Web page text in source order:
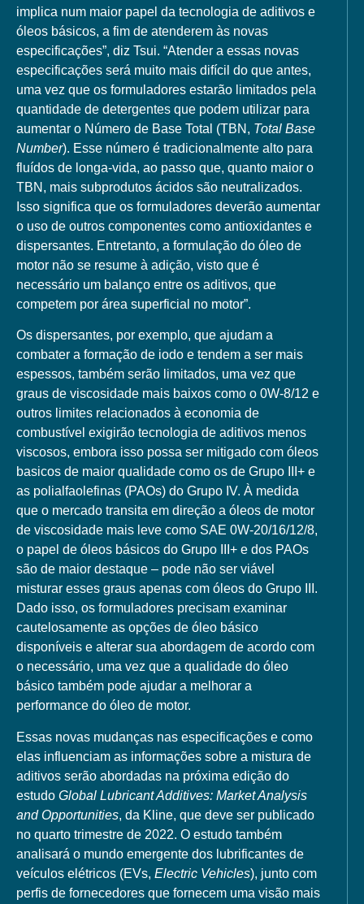
implica num maior papel da tecnologia de aditivos e
óleos básicos, a fim de atenderem às novas
especificações”, diz Tsui. “Atender a essas novas
especificações será muito mais difícil do que antes,
uma vez que os formuladores estarão limitados pela
quantidade de detergentes que podem utilizar para
aumentar o Número de Base Total (TBN, Total Base
Number). Esse número é tradicionalmente alto para
fluídos de longa-vida, ao passo que, quanto maior o
TBN, mais subprodutos ácidos são neutralizados.
Isso significa que os formuladores deverão aumentar
o uso de outros componentes como antioxidantes e
dispersantes. Entretanto, a formulação do óleo de
motor não se resume à adição, visto que é
necessário um balanço entre os aditivos, que
competem por área superficial no motor”.
Os dispersantes, por exemplo, que ajudam a
combater a formação de iodo e tendem a ser mais
espessos, também serão limitados, uma vez que
graus de viscosidade mais baixos como o 0W-8/12 e
outros limites relacionados à economia de
combustível exigirão tecnologia de aditivos menos
viscosos, embora isso possa ser mitigado com óleos
basicos de maior qualidade como os de Grupo III+ e
as polialfaolefinas (PAOs) do Grupo IV. À medida
que o mercado transita em direção a óleos de motor
de viscosidade mais leve como SAE 0W-20/16/12/8,
o papel de óleos básicos do Grupo III+ e dos PAOs
são de maior destaque – pode não ser viável
misturar esses graus apenas com óleos do Grupo III.
Dado isso, os formuladores precisam examinar
cautelosamente as opções de óleo básico
disponíveis e alterar sua abordagem de acordo com
o necessário, uma vez que a qualidade do óleo
básico também pode ajudar a melhorar a
performance do óleo de motor.
Essas novas mudanças nas especificações e como
elas influenciam as informações sobre a mistura de
aditivos serão abordadas na próxima edição do
estudo Global Lubricant Additives: Market Analysis
and Opportunities, da Kline, que deve ser publicado
no quarto trimestre de 2022. O estudo também
analisará o mundo emergente dos lubrificantes de
veículos elétricos (EVs, Electric Vehicles), junto com
perfis de fornecedores que fornecem uma visão mais